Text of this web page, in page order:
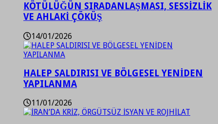
KÖTÜLÜĞÜN SIRADANLAŞMASI, SESSİZLİK
VE AHLAKİ ÇÖKÜŞ
14/01/2026
HALEP SALDIRISI VE BÖLGESEL YENİDEN
YAPILANMA
11/01/2026